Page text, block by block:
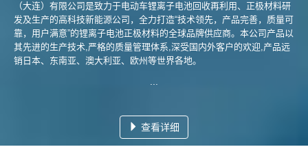
（大连）有限公司是致力于电动车锂离子电池回收再利用、正极材料研
发及生产的高科技新能源公司，全力打造“技术领先，产品完善，质量可
靠，用户满意”的锂离子电池正极材料的全球品牌供应商。本公司产品以
其先进的生产技术,严格的质量管理体系,深受国内外客户的欢迎,产品远
销日本、东南亚、澳大利亚、欧州等世界各地。
查看详细